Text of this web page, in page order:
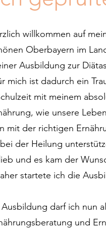
willkommen auf
Oberbayern im
Ausbildung zur
mich ist dadurch ein
mit meinem
wie unsere
mit der richtigen
der Heilung
und es kam der
startete ich die
darf ich nun
und